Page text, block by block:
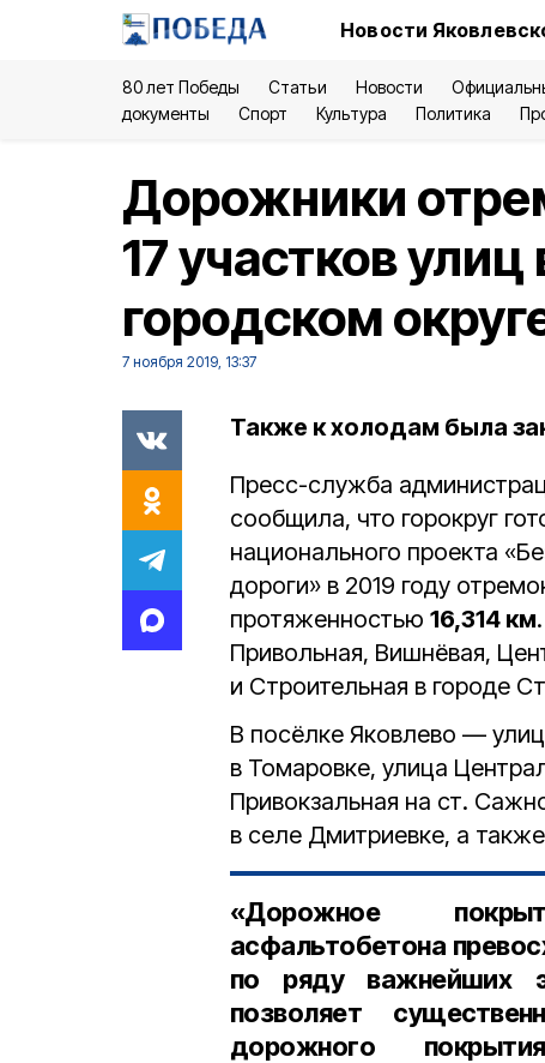
Новости
80 лет Победы Статьи Новости
документы
Спорт Культура Политика
Дорожники
17 участков
городском
7 ноября 2019, 13:37
Также к холодам была
Пресс-служба
сообщила, что горокруг
национального проекта
дороги» в 2019 году
протяженностью 16,314 км
Привольная, Вишнёвая,
и Строительная в городе
В посёлке Яковлево —
в Томаровке, улица
Привокзальная на ст.
в селе Дмитриевке, а
«Дорожное
асфальтобетона
по ряду важнейших
позволяет
дорожного